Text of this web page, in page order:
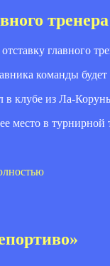
тренера
главного
команды
клубе из Ла-
место в